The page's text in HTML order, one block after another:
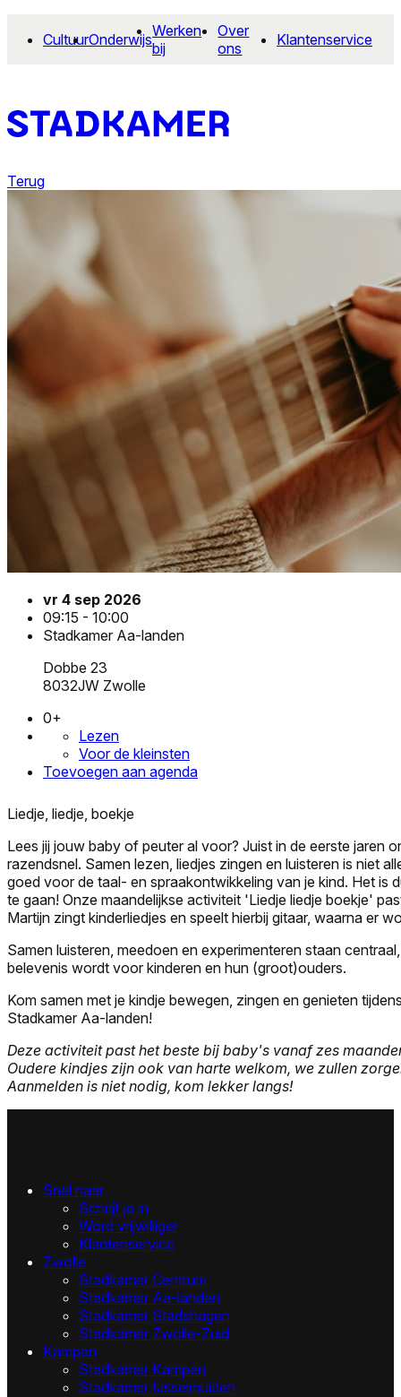
CultuurOnderwijsWerken
bij
Over
ons
Klantenservice
Terug
vr 4 sep 2026
09:15 - 10:00
Stadkamer Aa-landen
Dobbe 23
8032JW Zwolle
0+
Lezen
Voor de kleinsten
Toevoegen aan agenda
Liedje, liedje, boekje
Lees jij jouw baby of peuter al voor? Juist in de eerste jaren
razendsnel. Samen lezen, liedjes zingen en luisteren is niet
goed voor de taal- en spraakontwikkeling van je kind. Het is
te gaan! Onze maandelijkse activiteit 'Liedje liedje boekje'
Martijn zingt kinderliedjes en speelt hierbij gitaar, waarna er
Samen luisteren, meedoen en experimenteren staan
belevenis wordt voor kinderen en hun (groot)ouders.
Kom samen met je kindje bewegen, zingen en genieten
Stadkamer Aa-landen!
Deze activiteit past het beste bij baby's vanaf zes
Oudere kindjes zijn ook van harte welkom, we zullen
Aanmelden is niet nodig, kom lekker langs!
Snel naar
Schrijf je in
Word vrijwilliger
Klantenservice
Zwolle
Stadkamer Centrum
Stadkamer Aa-landen
Stadkamer Stadshagen
Stadkamer Zwolle-Zuid
Kampen
Stadkamer Kampen
Stadkamer IJsselmuiden